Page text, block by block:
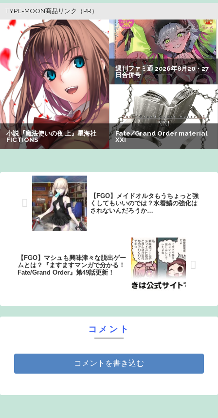
26/08/02のニュース
【衝撃】クルタ族虐 殺の犯人、ツェリードニヒで確定！ク
ロロの演劇のせいで2人も無駄死ににwwww
【画像】瀬戸環奈（セトカン）さん、ティファのコスプレ
でシコらせにくるｗｗｗ：26/08/01のニュース
パパ活不倫を暴露された大物芸人さん(63)、晒されたLINE
が面白すぎるｗｗｗｗｗｗｗｗｗ(画像ｱﾘ)
【悲報】有名漫画家、がんを公表「大腸癌になってしまい
ました。肝臓に転移も見られてステージ4です」
友達って感じで性的な目では見れないｗ」←これｗｗｗ
ｗ：26/08/06のニュース
【FGO】メイドオルタもうちょっと強
くしてもいいのでは？水着鯖の強化は
されないんだろうか…
【FGO】マシュも興味津々な脱出ゲー
ムとは？『ますますマンガで分かる！
Fate/Grand Order』第49話更新！
コメント
コメントを書き込む